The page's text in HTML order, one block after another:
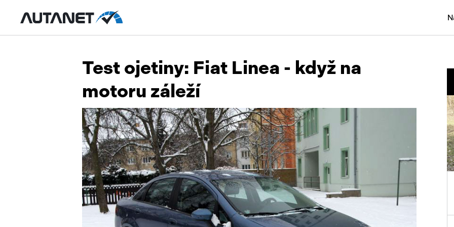
Obytná
Test ojetiny: Fiat Linea - když na
motoru záleží